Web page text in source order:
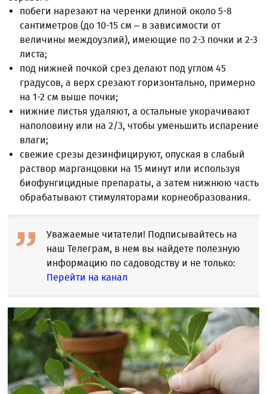
побеги нарезают на черенки длиной около 5-8
сантиметров (до 10-15 см – в зависимости от
величины междоузлий), имеющие по 2-3 почки и 2-3
листа;
под нижней почкой срез делают под углом 45
градусов, а верх срезают горизонтально, примерно
на 1-2 см выше почки;
нижние листья удаляют, а остальные укорачивают
наполовину или на 2/3, чтобы уменьшить испарение
влаги;
свежие срезы дезинфицируют, опуская в слабый
раствор марганцовки на 15 минут или используя
биофунгицидные препараты, а затем нижнюю часть
обрабатывают стимуляторами корнеобразования.
Уважаемые читатели! Подписывайтесь на
наш Телеграм, в нем вы найдете полезную
информацию по садоводству и не только:
Перейти на канал